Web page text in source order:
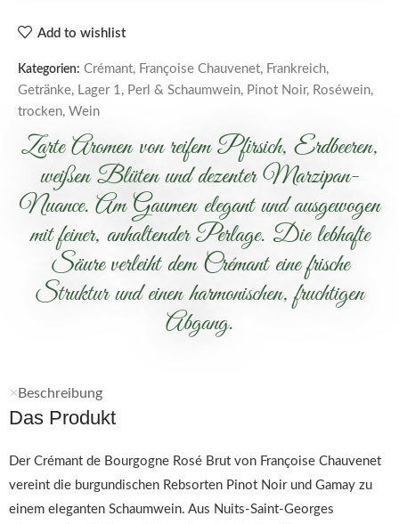
Add to wishlist
Kategorien: Crémant, Françoise Chauvenet, Frankreich,
Getränke, Lager 1, Perl & Schaumwein, Pinot Noir, Roséwein,
trocken, Wein
Zarte Aromen von reifem Pfirsich, Erdbeeren,
weißen Blüten und dezenter Marzipan-
Nuance. Am Gaumen elegant und ausgewogen
mit feiner, anhaltender Perlage. Die lebhafte
Säure verleiht dem Crémant eine frische
Struktur und einen harmonischen, fruchtigen
Abgang.
Beschreibung
Das Produkt
Der Crémant de Bourgogne Rosé Brut von Françoise Chauvenet
vereint die burgundischen Rebsorten Pinot Noir und Gamay zu
einem eleganten Schaumwein. Aus Nuits-Saint-Georges